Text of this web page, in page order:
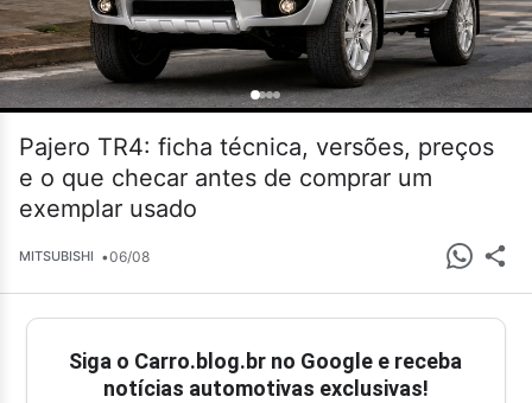
Pajero TR4: ficha técnica, versões, preços
e o que checar antes de comprar um
exemplar usado
MITSUBISHI •06/08
Siga o Carro.blog.br no Google e receba
notícias automotivas exclusivas!